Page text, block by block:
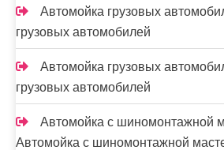
Автомойка грузовых
грузовых автомобилей
Автомойка грузовых
грузовых автомобилей
Автомойка с шиномонтажной
Автомойка с шиномонтажной